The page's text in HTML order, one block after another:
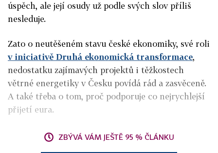
úspěch, ale její osudy už podle svých slov příliš
nesleduje.
Zato o neutěšeném stavu české ekonomiky, své roli
v iniciativě Druhá ekonomická transformace,
nedostatku zajímavých projektů i těžkostech
větrné energetiky v Česku povídá rád a zasvěceně.
A také třeba o tom, proč podporuje co nejrychlejší
přijetí eura.
ZBÝVÁ VÁM JEŠTĚ 95 % ČLÁNKU